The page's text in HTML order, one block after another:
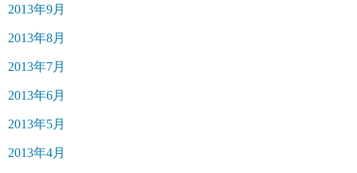
2013年9月
2013年8月
2013年7月
2013年6月
2013年5月
2013年4月